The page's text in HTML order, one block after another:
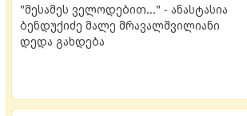
"მესამეს ველოდებით..." - ანასტასია
ბენდუქიძე მალე მრავალშვილიანი
დედა გახდება